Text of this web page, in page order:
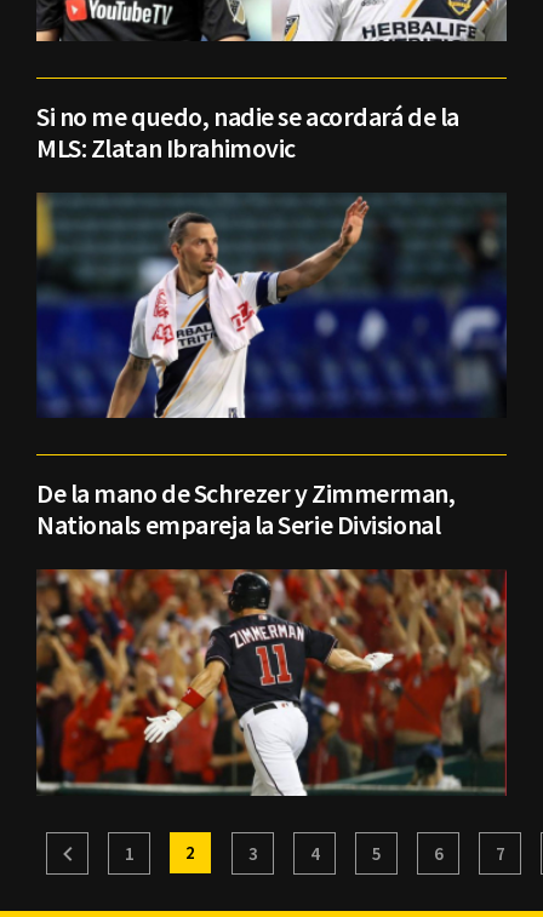
Si no me quedo, nadie se acordará de la
MLS: Zlatan Ibrahimovic
De la mano de Schrezer y Zimmerman,
Nationals empareja la Serie Divisional
1 2 3 4 5 6 7